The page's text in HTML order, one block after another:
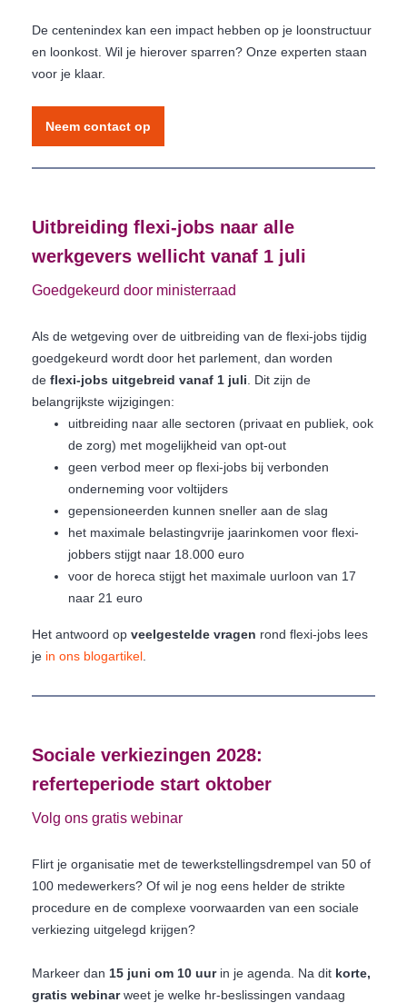
De centenindex kan een impact hebben op je loonstructuur
en loonkost. Wil je hierover sparren? Onze experten staan
voor je klaar.
Neem contact op
Uitbreiding flexi-jobs naar alle
werkgevers wellicht vanaf 1 juli
Goedgekeurd door ministerraad
Als de wetgeving over de uitbreiding van de flexi-jobs tijdig
goedgekeurd wordt door het parlement, dan worden
de flexi-jobs uitgebreid vanaf 1 juli . Dit zijn de
belangrijkste wijzigingen:
uitbreiding naar alle sectoren (privaat en publiek, ook
de zorg) met mogelijkheid van opt-out
geen verbod meer op flexi-jobs bij verbonden
onderneming voor voltijders
gepensioneerden kunnen sneller aan de slag
het maximale belastingvrije jaarinkomen voor flexi-
jobbers stijgt naar 18.000 euro
voor de horeca stijgt het maximale uurloon van 17
naar 21 euro
Het antwoord op veelgestelde vragen rond flexi-jobs lees
je in ons blogartikel
Sociale verkiezingen 2028:
referteperiode start oktober
Volg ons gratis webinar
Flirt je organisatie met de tewerkstellingsdrempel van 50 of
100 medewerkers? Of wil je nog eens helder de strikte
procedure en de complexe voorwaarden van een sociale
verkiezing uitgelegd krijgen?
Markeer dan 15 juni om 10 uurin je agenda. Na dit korte,
gratis webinarweet je welke hr-beslissingen vandaag